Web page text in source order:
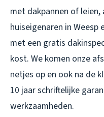
met dakpannen of leien,
huiseigenaren in Weesp
met een gratis
kost. We komen onze
netjes op en ook na de
10 jaar schriftelijke
werkzaamheden.